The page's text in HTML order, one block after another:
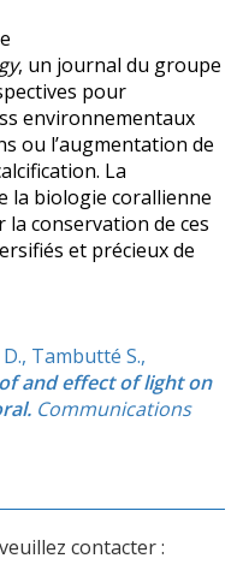
, un journal du groupe
pour
environnementaux
ou l’augmentation de
La
la biologie corallienne
conservation de ces
et précieux de
Tambutté S.,
and effect of light on
Communications
contacter :